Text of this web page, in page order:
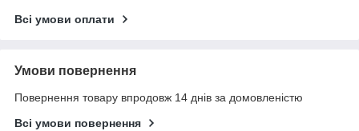
Всі умови оплати
Умови повернення
Повернення товару впродовж 14 днів за домовленістю
Всі умови повернення